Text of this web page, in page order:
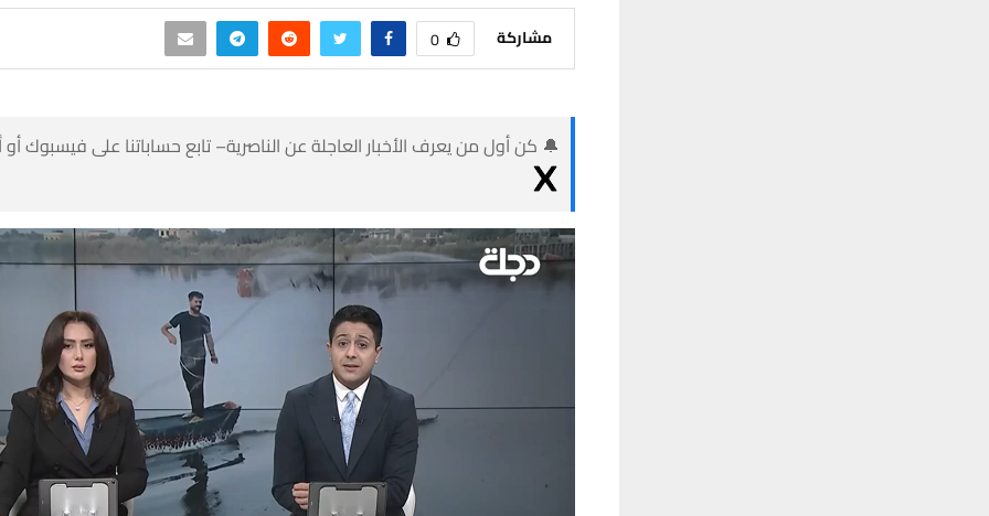
مشاركة 0
🔔 كن أول من يعرف الأخبار العاجلة عن الناصرية– تابع حساباتنا على فيسبوك